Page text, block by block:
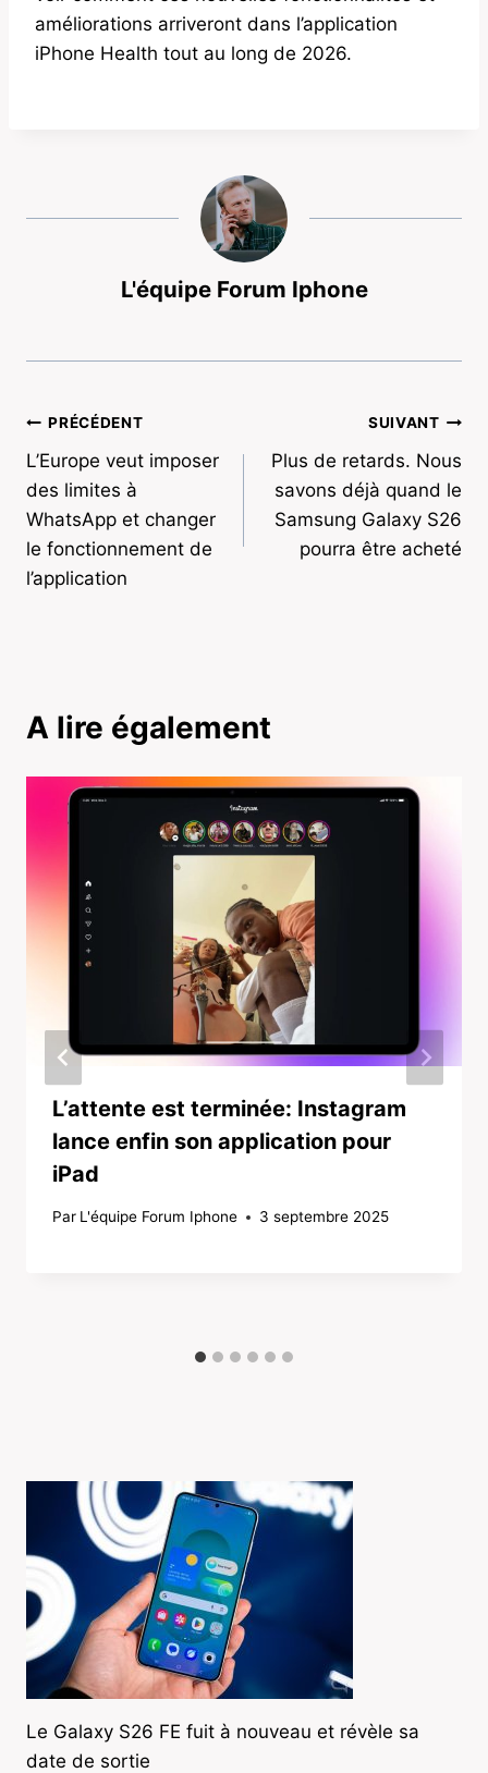
améliorations arriveront dans l’application
iPhone Health tout au long de 2026.
L'équipe Forum Iphone
Navigation
de
l’article
PRÉCÉDENT
L’Europe veut imposer
des limites à
WhatsApp et changer
le fonctionnement de
l’application
SUIVANT
Plus de retards. Nous
savons déjà quand le
Samsung Galaxy S26
pourra être acheté
A lire également
L’attente est terminée: Instagram
lance enfin son application pour
iPad
Par L'équipe Forum Iphone 3 septembre 2025
Le Galaxy S26 FE fuit à nouveau et révèle sa
date de sortie